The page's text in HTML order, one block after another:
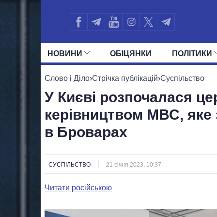
НОВИНИ ОБIЦЯНКИ ПОЛIТИКИ
УСІ ПОЛІТИКИ ПРЕЗИДЕНТ І ОФІС
Слово і Діло›Стрічка публікацій›Суспільство
У Києві розпочалася
керівництвом МВС, яке
в Броварах
СУСПІЛЬСТВО 21 січня 2023, 10:37
Читати російською